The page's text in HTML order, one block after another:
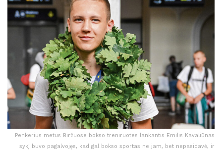
Penkerius metus Biržuose bokso treniruotes lankantis Emilis Kavaliūnas
sykį buvo pagalvojęs, kad gal bokso sportas ne jam, bet nepasidavė, ir